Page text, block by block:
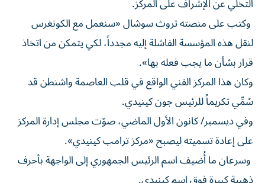
وكتب على منصته تروث سوشال «سنعمل مع الكونغرس
لنقل هذه المؤسسة الفاشلة إليه مجدداً، لكي يتمكن من اتخاذ
قرار بشأن ما يجب فعله بها».
وكان هذا المركز الفني الواقع في قلب العاصمة واشنطن قد
سُمِّي تكريماً للرئيس جون كينيدي.
وفي ديسمبر/ كانون الأول الماضي، صوّت مجلس إدارة المركز
على إعادة تسميته ليصبح «مركز ترامب كينيدي».
وسرعان ما أُضيف اسم الرئيس الجمهوري إلى الواجهة بأحرف